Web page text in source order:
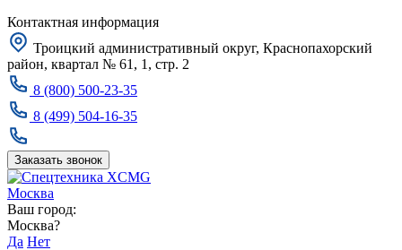
Контактная информация
Троицкий административный округ, Краснопахорский
район, квартал № 61, 1, стр. 2
8 (800) 500-23-35
8 (499) 504-16-35
Заказать звонок
Москва
Ваш город:
Москва?
Да Нет